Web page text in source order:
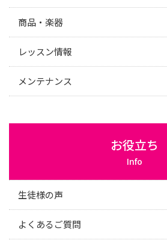
商品・楽器
レッスン情報
メンテナンス
お役立ち
Info
生徒様の声
よくあるご質問